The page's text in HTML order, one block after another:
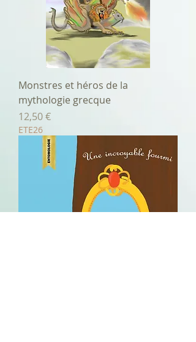
Monstres et héros de la
mythologie grecque
Prix
12,50 €
ETE26